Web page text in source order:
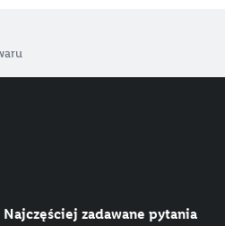
Najczęściej zadawane pytania